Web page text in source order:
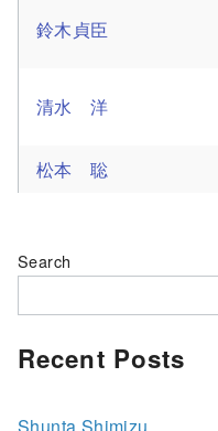
鈴木貞臣
清水 洋
松本 聡
Search
Recent Posts
Shunta Shimizu